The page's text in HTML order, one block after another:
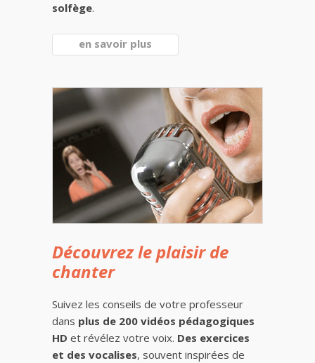
solfège.
en savoir plus
Découvrez le plaisir de
chanter
Suivez les conseils de votre professeur
dans plus de 200 vidéos pédagogiques
HD et révélez votre voix. Des exercices
et des vocalises, souvent inspirées de